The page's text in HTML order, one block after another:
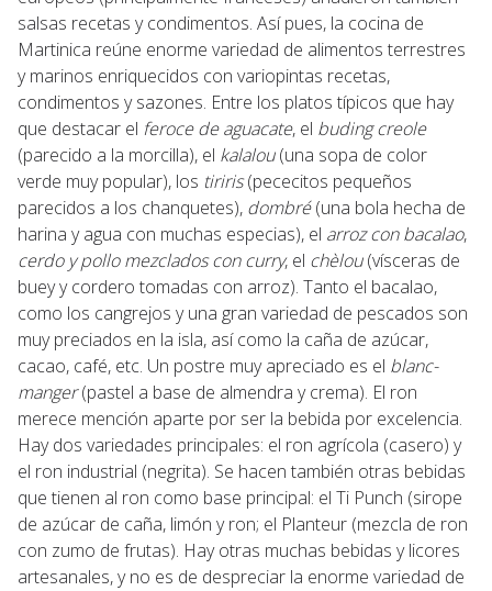
salsas recetas y condimentos. Así pues, la cocina de
Martinica reúne enorme variedad de alimentos terrestres
y marinos enriquecidos con variopintas recetas,
condimentos y sazones. Entre los platos típicos que hay
que destacar el feroce de aguacate, el buding creole
(parecido a la morcilla), el kalalou(una sopa de color
verde muy popular), los tiriris(pececitos pequeños
parecidos a los chanquetes), dombré(una bola hecha de
harina y agua con muchas especias), el arroz con bacalao,
cerdo y pollo mezclados con curry, el chèlou(vísceras de
buey y cordero tomadas con arroz). Tanto el bacalao,
como los cangrejos y una gran variedad de pescados son
muy preciados en la isla, así como la caña de azúcar,
cacao, café, etc. Un postre muy apreciado es el blanc-
manger(pastel a base de almendra y crema). El ron
merece mención aparte por ser la bebida por excelencia.
Hay dos variedades principales: el ron agrícola (casero) y
el ron industrial (negrita). Se hacen también otras bebidas
que tienen al ron como base principal: el Ti Punch (sirope
de azúcar de caña, limón y ron; el Planteur (mezcla de ron
con zumo de frutas). Hay otras muchas bebidas y licores
artesanales, y no es de despreciar la enorme variedad de